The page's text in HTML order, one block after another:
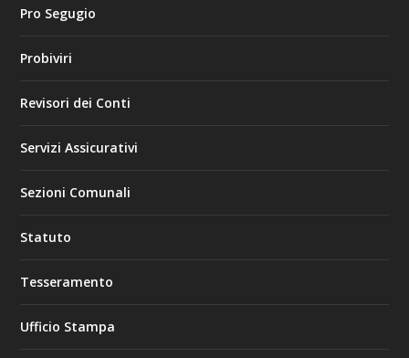
Pro Segugio
Probiviri
Revisori dei Conti
Servizi Assicurativi
Sezioni Comunali
Statuto
Tesseramento
Ufficio Stampa